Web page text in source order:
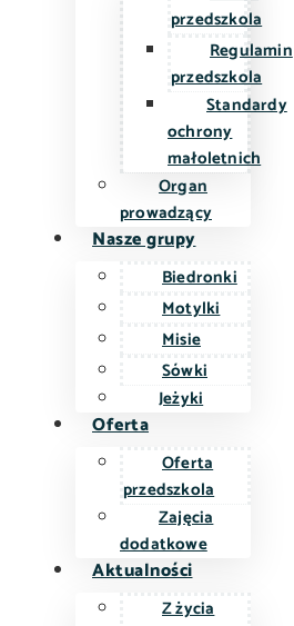
przedszkola
Regulamin
przedszkola
Standardy
ochrony
małoletnich
Organ
prowadzący
Nasze grupy
Biedronki
Motylki
Misie
Sówki
Jeżyki
Oferta
Oferta
przedszkola
Zajęcia
dodatkowe
Aktualności
Z życia